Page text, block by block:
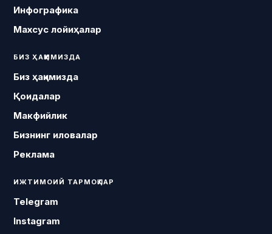
Инфографика
Махсус лойиҳалар
БИЗ ҲАҚИМИЗДА
Биз ҳақимизда
Қоидалар
Макфийлик
Бизнинг иловалар
Реклама
ИЖТИМОИЙ ТАРМОҚЛАР
Telegram
Instagram